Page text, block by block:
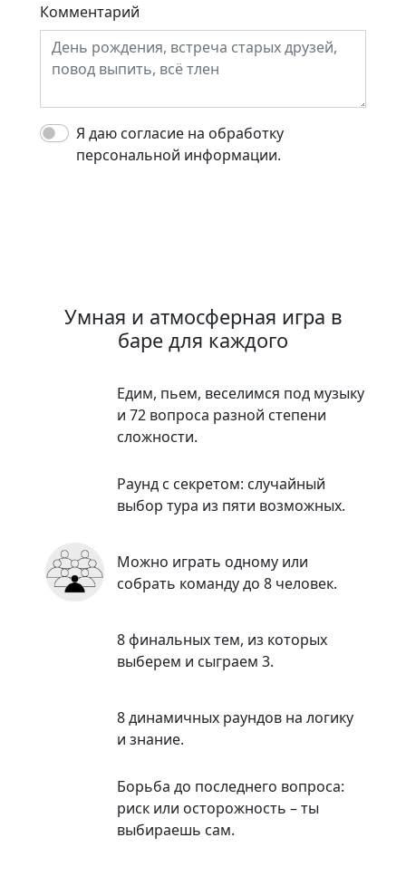
Комментарий
Я даю согласие на обработку
персональной информации.
Умная и атмосферная игра в
баре для каждого
Едим, пьем, веселимся под музыку
и 72 вопроса разной степени
сложности.
Раунд с секретом: случайный
выбор тура из пяти возможных.
Можно играть одному или
собрать команду до 8 человек.
8 финальных тем, из которых
выберем и сыграем 3.
8 динамичных раундов на логику
и знание.
Борьба до последнего вопроса:
‌риск или осторожность – ты
выбираешь сам.